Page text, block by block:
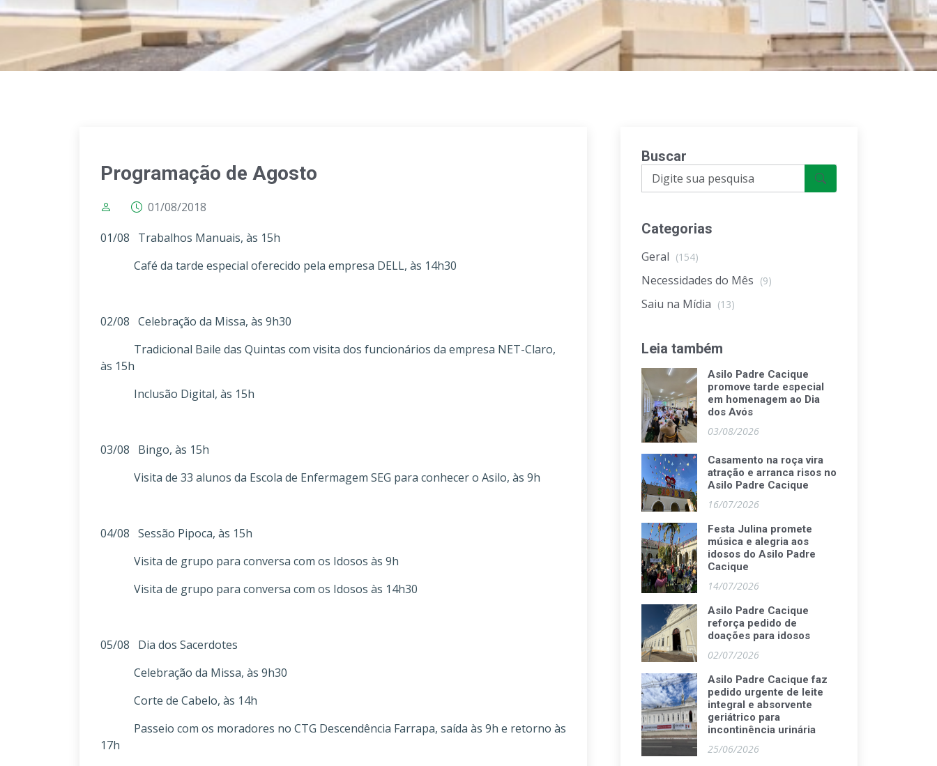
Programação de Agosto
01/08/2018
01/08 Trabalhos Manuais, às 15h
Café da tarde especial oferecido pela empresa DELL, às 14h30
02/08 Celebração da Missa, às 9h30
Tradicional Baile das Quintas com visita dos funcionários da empresa NET-Claro,
às 15h
Inclusão Digital, às 15h
03/08 Bingo, às 15h
Visita de 33 alunos da Escola de Enfermagem SEG para conhecer o Asilo, às 9h
04/08 Sessão Pipoca, às 15h
Visita de grupo para conversa com os Idosos às 9h
Visita de grupo para conversa com os Idosos às 14h30
05/08 Dia dos Sacerdotes
Celebração da Missa, às 9h30
Corte de Cabelo, às 14h
Passeio com os moradores no CTG Descendência Farrapa, saída às 9h e retorno às
17h
Buscar
Categorias
Geral (154)
Necessidades do Mês (9)
Saiu na Mídia (13)
Leia também
Asilo Padre Cacique
promove tarde especial
em homenagem ao Dia
dos Avós
03/08/2026
Casamento na roça vira
atração e arranca risos no
Asilo Padre Cacique
16/07/2026
Festa Julina promete
música e alegria aos
idosos do Asilo Padre
Cacique
14/07/2026
Asilo Padre Cacique
reforça pedido de
doações para idosos
02/07/2026
Asilo Padre Cacique faz
pedido urgente de leite
integral e absorvente
geriátrico para
incontinência urinária
25/06/2026